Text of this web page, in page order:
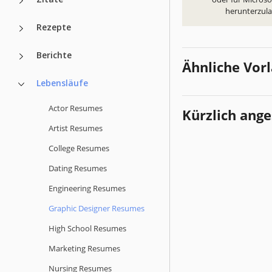
Rezepte
Berichte
Lebensläufe
Actor Resumes
Artist Resumes
College Resumes
Dating Resumes
Engineering Resumes
Graphic Designer Resumes
High School Resumes
Marketing Resumes
Nursing Resumes
Ähnliche
Kürzlich